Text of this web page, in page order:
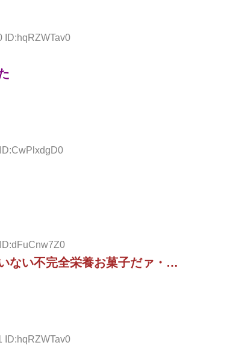
ID:hqRZWTav0
ない不完全栄養お菓子だァ・…
ID:hqRZWTav0